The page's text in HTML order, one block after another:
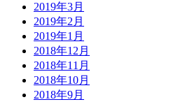
2019年3月
2019年2月
2019年1月
2018年12月
2018年11月
2018年10月
2018年9月